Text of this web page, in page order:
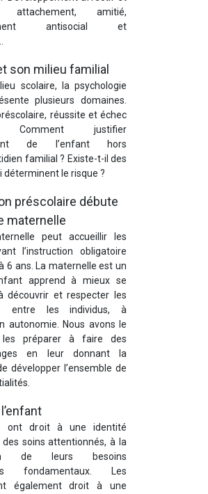
amitié,
antisocial et
son milieu familial
scolaire, la psychologie
plusieurs domaines.
réussite et échec
Comment justifier
de l’enfant hors
familial ? Existe-t-il des
déterminent le risque ?
préscolaire débute
maternelle
peut accueillir les
l’instruction obligatoire
6 ans. La maternelle est un
apprend à mieux se
découvrir et respecter les
entre les individus, à
autonomie. Nous avons le
préparer à faire des
en leur donnant la
développer l’ensemble de
ont droit à une identité
des soins attentionnés, à la
de leurs besoins
fondamentaux. Les
également droit à une